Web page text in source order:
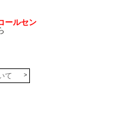
ールセン
て